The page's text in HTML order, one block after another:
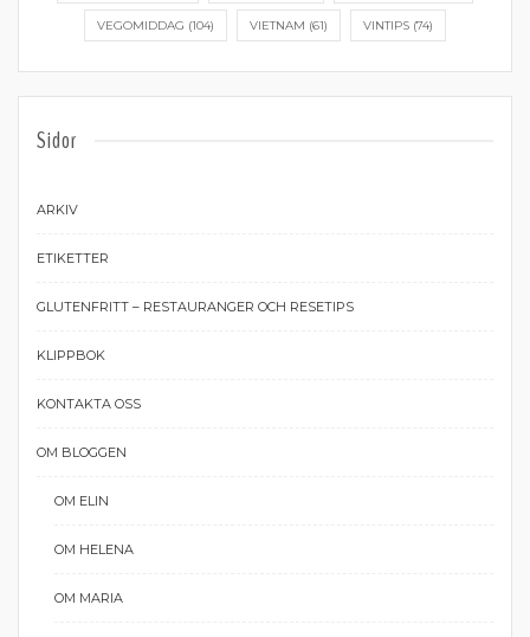
VEGOMIDDAG (104) VIETNAM (61) VINTIPS (74)
Sidor
ARKIV
ETIKETTER
GLUTENFRITT – RESTAURANGER OCH RESETIPS
KLIPPBOK
KONTAKTA OSS
OM BLOGGEN
OM ELIN
OM HELENA
OM MARIA